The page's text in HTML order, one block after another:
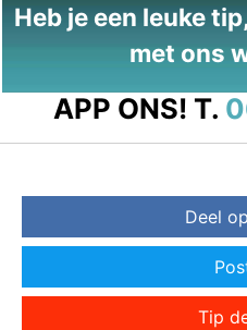
Heb je een leuke
met ons
APP ONS! T.
Deel
Tip